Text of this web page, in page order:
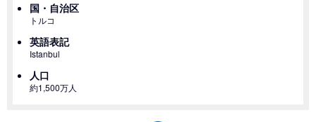
国・自治区
トルコ
英語表記
Istanbul
人口
約1,500万人